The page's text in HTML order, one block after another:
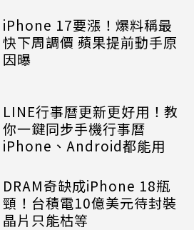
iPhone 17要漲！爆料稱最
快下周調價 蘋果提前動手原
因曝
LINE行事曆更新更好用！教
你一鍵同步手機行事曆
iPhone、Android都能用
DRAM奇缺成iPhone 18瓶
頸！台積電10億美元待封裝
晶片只能枯等